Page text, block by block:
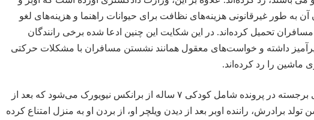
آن به طور غیرقانونی هزینه‌های نظافت برای حیوانات راهنما و هزینه‌های لغو
تحمیل کرده‌اند. در این شکایت این چنین ادعا شده برخی رانندگان
داشته و خواست‌های معقول همانند نشستن مسافران با مشکلات حرکتی
ماشین را رد کرده‌اند.
یکی از مثالهای برجسته در پرونده شامل کودکی ۷ ساله از برانکس نیویورک می‌شود که بعد از
برادرش، راننده اوبر بعد از دیدن ویلچر او، از بردن او به منزل امتناع کرده